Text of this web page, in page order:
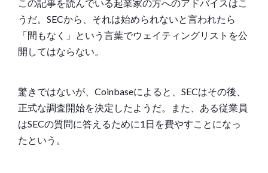
この記事を読んでいる起業家の方へのアドバイスはこ
うだ。SECから、それは始められないと言われたら
「間もなく」という言葉でウェイティングリストを公
開してはならない。
驚きではないが、Coinbaseによると、SECはその後、
正式な調査開始を決定したようだ。また、ある従業員
はSECの質問に答えるために1日を費やすことになっ
たという。